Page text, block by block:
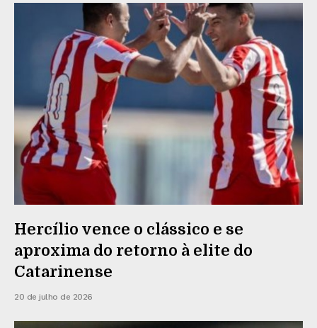
Hercílio vence o clássico e se
aproxima do retorno à elite do
Catarinense
20 de julho de 2026